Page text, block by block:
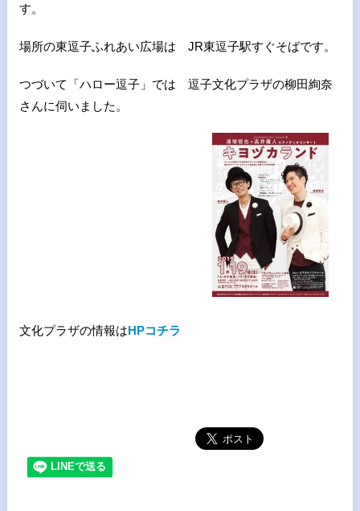
す。
場所の東逗子ふれあい広場は JR東逗子駅すぐそばです。
つづいて「ハロー逗子」では 逗子文化プラザの柳田絢奈
さんに伺いました。
文化プラザの情報はHPコチラ